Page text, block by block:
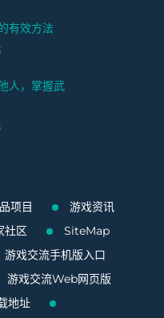
有效方法
人，掌握武
项目
游戏资讯
社区
SiteMap
游戏交流手机版入口
游戏交流Web网页版
地址